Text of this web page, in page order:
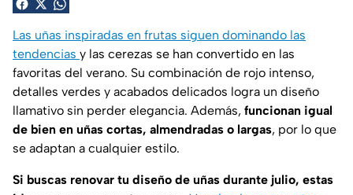
Las uñas inspiradas en frutas siguen dominando las
tendencias y las cerezas se han convertido en las
favoritas del verano. Su combinación de rojo intenso,
detalles verdes y acabados delicados logra un diseño
llamativo sin perder elegancia. Además, funcionan igual
de bien en uñas cortas, almendradas o largas, por lo que
se adaptan a cualquier estilo.
Si buscas renovar tu diseño de uñas durante julio, estas